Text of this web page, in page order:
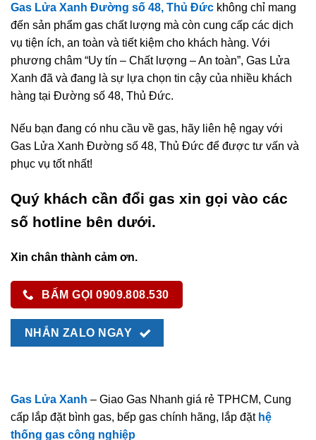
Gas Lửa Xanh Đường số 48, Thủ Đức không chỉ mang
đến sản phẩm gas chất lượng mà còn cung cấp các dịch
vụ tiện ích, an toàn và tiết kiệm cho khách hàng. Với
phương châm “Uy tín – Chất lượng – An toàn”, Gas Lửa
Xanh đã và đang là sự lựa chọn tin cậy của nhiều khách
hàng tại Đường số 48, Thủ Đức.
Nếu bạn đang có nhu cầu về gas, hãy liên hệ ngay với
Gas Lửa Xanh Đường số 48, Thủ Đức để được tư vấn và
phục vụ tốt nhất!
Quý khách cần đổi gas xin gọi vào các
số hotline bên dưới.
Xin chân thành cảm ơn.
BẤM GỌI 0909.808.530
NHẮN ZALO NGAY
Gas Lửa Xanh – Giao Gas Nhanh giá rẻ TPHCM, Cung
cấp lắp đặt bình gas, bếp gas chính hãng, lắp đặt hệ
thống gas công nghiệp